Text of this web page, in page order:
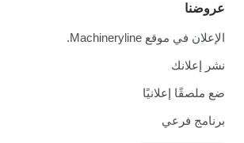
عروضنا
الإعلان في موقع Machineryline.
نشر إعلانك
ضع ملصقًا إعلانيًا
برنامج فرعي